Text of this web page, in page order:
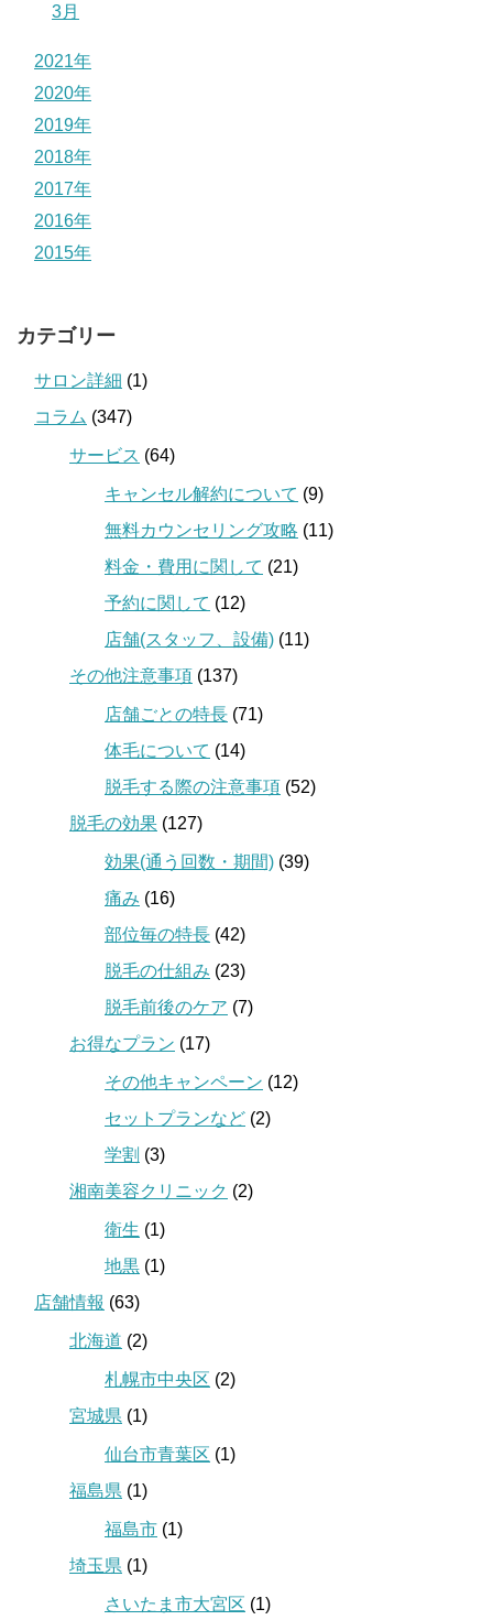
3月
2021年
2020年
2019年
2018年
2017年
2016年
2015年
カテゴリー
サロン詳細 (1)
コラム (347)
サービス (64)
キャンセル解約について (9)
無料カウンセリング攻略 (11)
料金・費用に関して (21)
予約に関して (12)
店舗(スタッフ、設備) (11)
その他注意事項 (137)
店舗ごとの特長 (71)
体毛について (14)
脱毛する際の注意事項 (52)
脱毛の効果 (127)
効果(通う回数・期間) (39)
痛み (16)
部位毎の特長 (42)
脱毛の仕組み (23)
脱毛前後のケア (7)
お得なプラン (17)
その他キャンペーン (12)
セットプランなど (2)
学割 (3)
湘南美容クリニック (2)
衛生 (1)
地黒 (1)
店舗情報 (63)
北海道 (2)
札幌市中央区 (2)
宮城県 (1)
仙台市青葉区 (1)
福島県 (1)
福島市 (1)
埼玉県 (1)
さいたま市大宮区 (1)